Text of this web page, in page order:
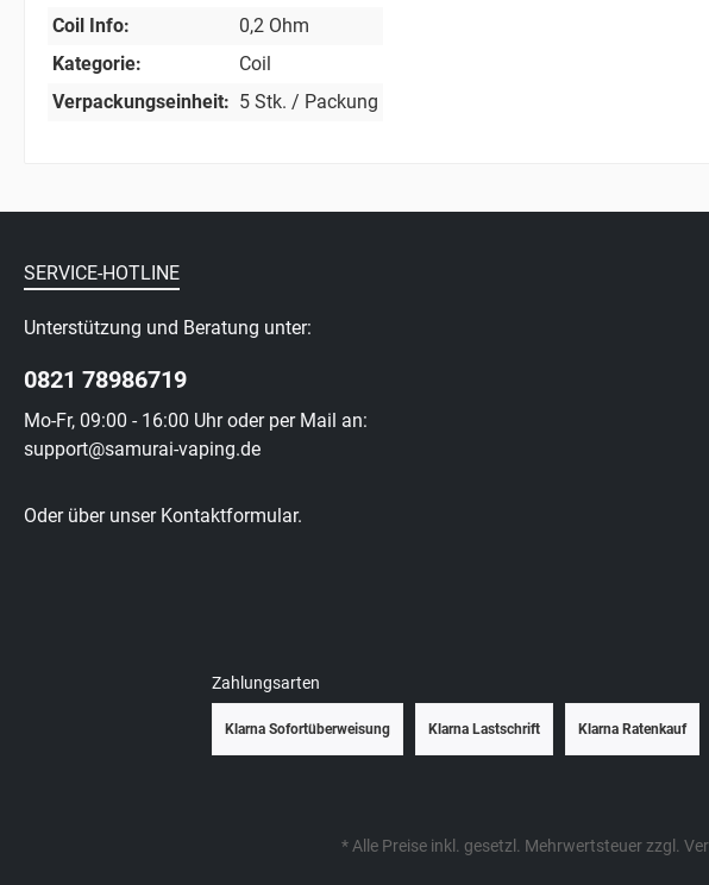
Coil Info:
0,2 Ohm
Kategorie:
Coil
Verpackungseinheit: 5 Stk. / Packung
SERVICE-HOTLINE
Unterstützung und Beratung unter:
0821 78986719
Mo-Fr, 09:00 - 16:00 Uhr oder per Mail an:
support@samurai-vaping.de
Oder über unser Kontaktformular.
Zahlungsarten
Klarna Sofortüberweisung Klarna Lastschrift Klarna Ratenkauf
* Alle Preise inkl. gesetzl. Mehrwertsteuer zzgl.